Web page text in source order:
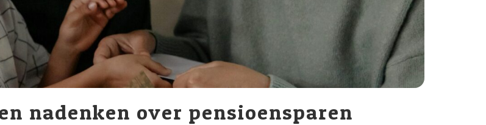
nadenken over pensioensparen